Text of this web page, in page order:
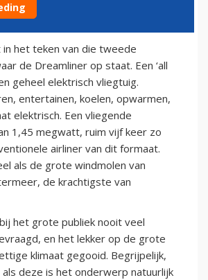
het teken van die tweede
de Dreamliner op staat. Een ‘all
geheel elektrisch vliegtuig.
entertainen, koelen, opwarmen,
elektrisch. Een vliegende
1,45 megwatt, ruim vijf keer zo
airliner van dit formaat.
als de grote windmolen van
de krachtigste van
het grote publiek nooit veel
en het lekker op de grote
klimaat gegooid. Begrijpelijk,
deze is het onderwerp natuurlijk